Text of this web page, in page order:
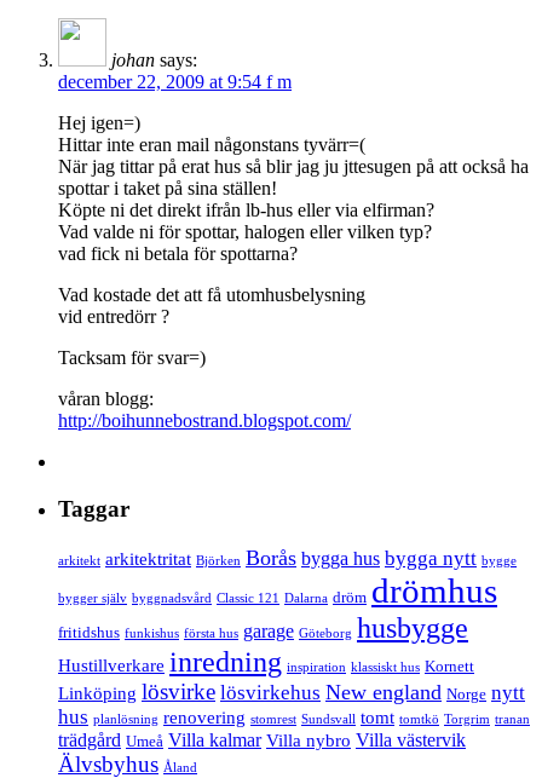
johan says:
december 22, 2009 at 9:54 f m
Hej igen=)
Hittar inte eran mail någonstans tyvärr=(
När jag tittar på erat hus så blir jag ju jttesugen på att också ha
spottar i taket på sina ställen!
Köpte ni det direkt ifrån lb-hus eller via elfirman?
Vad valde ni för spottar, halogen eller vilken typ?
vad fick ni betala för spottarna?
Vad kostade det att få utomhusbelysning
vid entredörr ?
Tacksam för svar=)
våran blogg:
http://boihunnebostrand.blogspot.com/
Taggar
arkitekt arkitektritat Björken Borås bygga hus bygga nytt bygge
bygger själv byggnadsvård Classic 121 Dalarna dröm drömhus
fritidshus funkishus första hus garage Göteborg husbygge
Hustillverkare inredning inspiration klassiskt hus Kornett
Linköping lösvirke lösvirkehus New england Norge nytt
hus planlösning renovering stomrest Sundsvall tomt tomtkö Torgrim tranan
trädgård Umeå Villa kalmar Villa nybro Villa västervik
Älvsbyhus Åland